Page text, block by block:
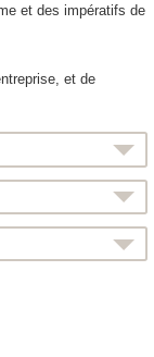
et des impératifs de
et de